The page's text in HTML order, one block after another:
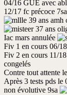
04/16 GUE avec
12/17 fc précoce 7sa
39 ans amh
37 ans
Iac mars annulée
Fiv 1 en cours 06/18
Fiv 2 en cours 11/
congelés
Contre tout attente
Après 3 tests pds
non évolutive 9sa